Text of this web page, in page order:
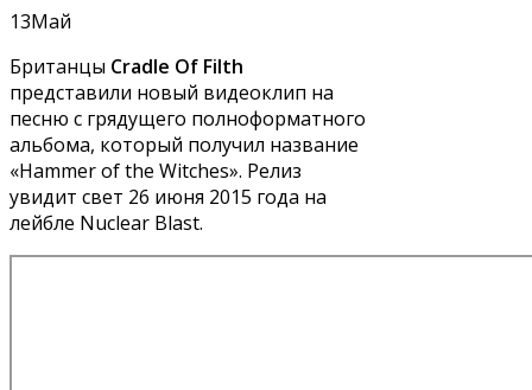
13Май
Британцы Cradle Of Filth
представили новый видеоклип на
песню с грядущего полноформатного
альбома, который получил название
«Hammer of the Witches». Релиз
увидит свет 26 июня 2015 года на
лейбле Nuclear Blast.